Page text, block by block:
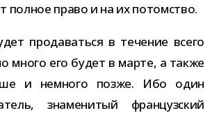
право и на их потомство.
про­да­ваться в тече­ние всего
много его будет в марте, а также
и немного позже. Ибо один
зна­ме­ни­тый фран­цуз­ский